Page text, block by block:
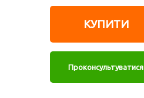
КУПИТИ
Проконсультуватися